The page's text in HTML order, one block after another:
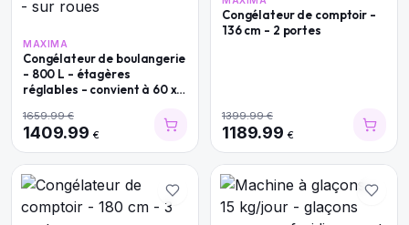
MAXIMA
Congélateur de boulangerie
- 800 L - étagères
réglables - convient à 60 x
1659.99€
1409.99 €
Congélateur de comptoir -
136 cm - 2 portes
1399.99€
1189.99 €